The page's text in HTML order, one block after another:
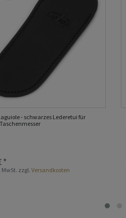
- schwarzes Lederetui für
*
MwSt. zzgl.Versandkosten